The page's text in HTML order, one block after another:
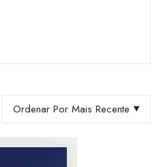
Ordenar Por Mais Recente